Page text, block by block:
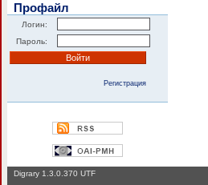
Профайл
Логин:
Пароль:
Регистрация
Digrary 1.3.0.370 UTF